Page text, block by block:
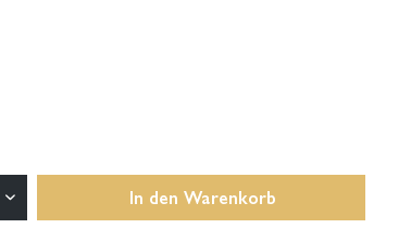
In den Warenkorb